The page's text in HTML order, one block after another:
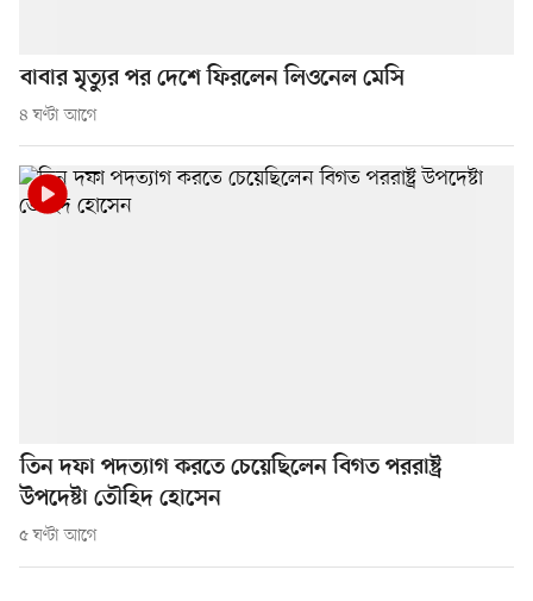
বাবার মৃত্যুর পর দেশে ফিরলেন লিওনেল মেসি
৪ ঘণ্টা আগে
তিন দফা পদত্যাগ করতে চেয়েছিলেন বিগত পররাষ্ট্র
উপদেষ্টা তৌহিদ হোসেন
৫ ঘণ্টা আগে